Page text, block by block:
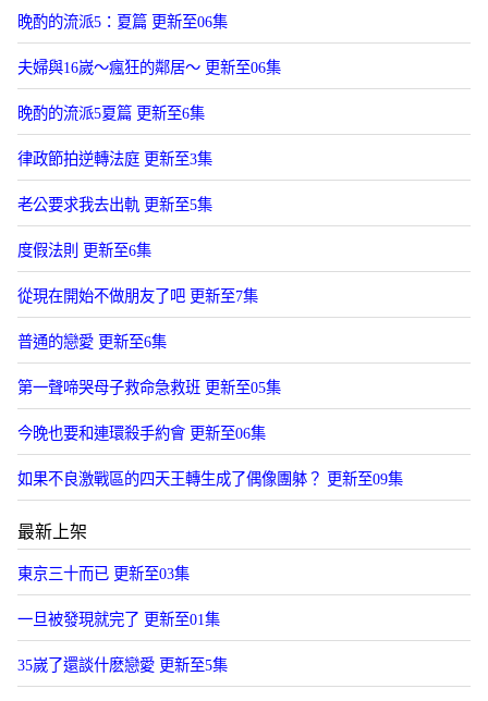
晚酌的流派5：夏篇 更新至06集
夫婦與16嵗～瘋狂的鄰居～ 更新至06集
晚酌的流派5夏篇 更新至6集
律政節拍逆轉法庭 更新至3集
老公要求我去出軌 更新至5集
度假法則 更新至6集
從現在開始不做朋友了吧 更新至7集
普通的戀愛 更新至6集
第一聲啼哭母子救命急救班 更新至05集
今晚也要和連環殺手約會 更新至06集
如果不良激戰區的四天王轉生成了偶像團躰？ 更新至09集
最新上架
東京三十而已 更新至03集
一旦被發現就完了 更新至01集
35嵗了還談什麽戀愛 更新至5集